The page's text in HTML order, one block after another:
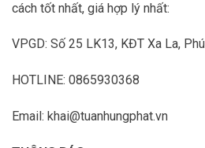
cách tốt nhất, giá hợp lý nhất:
VPGD: Số 25 LK13, KĐT Xa La,
HOTLINE: 0865930368
Email: khai@tuanhungphat.vn